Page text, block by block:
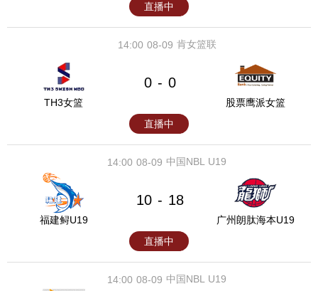
直播中
08-09
14:00 肯女篮联
TH3女篮
0 - 0
股票鹰派女篮
直播中
08-09
14:00 中国NBL U19
福建鲟U19
10 - 18
广州朗肽海本U19
直播中
08-09
14:00 中国NBL U19